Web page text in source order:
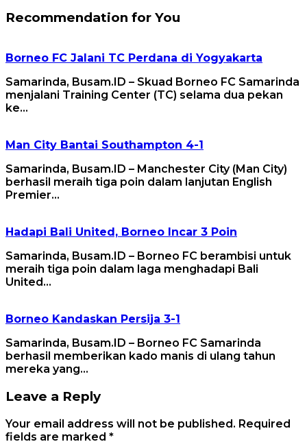
Recommendation for You
Borneo FC Jalani TC Perdana di Yogyakarta
Samarinda, Busam.ID – Skuad Borneo FC Samarinda
menjalani Training Center (TC) selama dua pekan
ke…
Man City Bantai Southampton 4-1
Samarinda, Busam.ID – Manchester City (Man City)
berhasil meraih tiga poin dalam lanjutan English
Premier…
Hadapi Bali United, Borneo Incar 3 Poin
Samarinda, Busam.ID – Borneo FC berambisi untuk
meraih tiga poin dalam laga menghadapi Bali
United…
Borneo Kandaskan Persija 3-1
Samarinda, Busam.ID – Borneo FC Samarinda
berhasil memberikan kado manis di ulang tahun
mereka yang…
Leave a Reply
Your email address will not be published. Required
fields are marked *